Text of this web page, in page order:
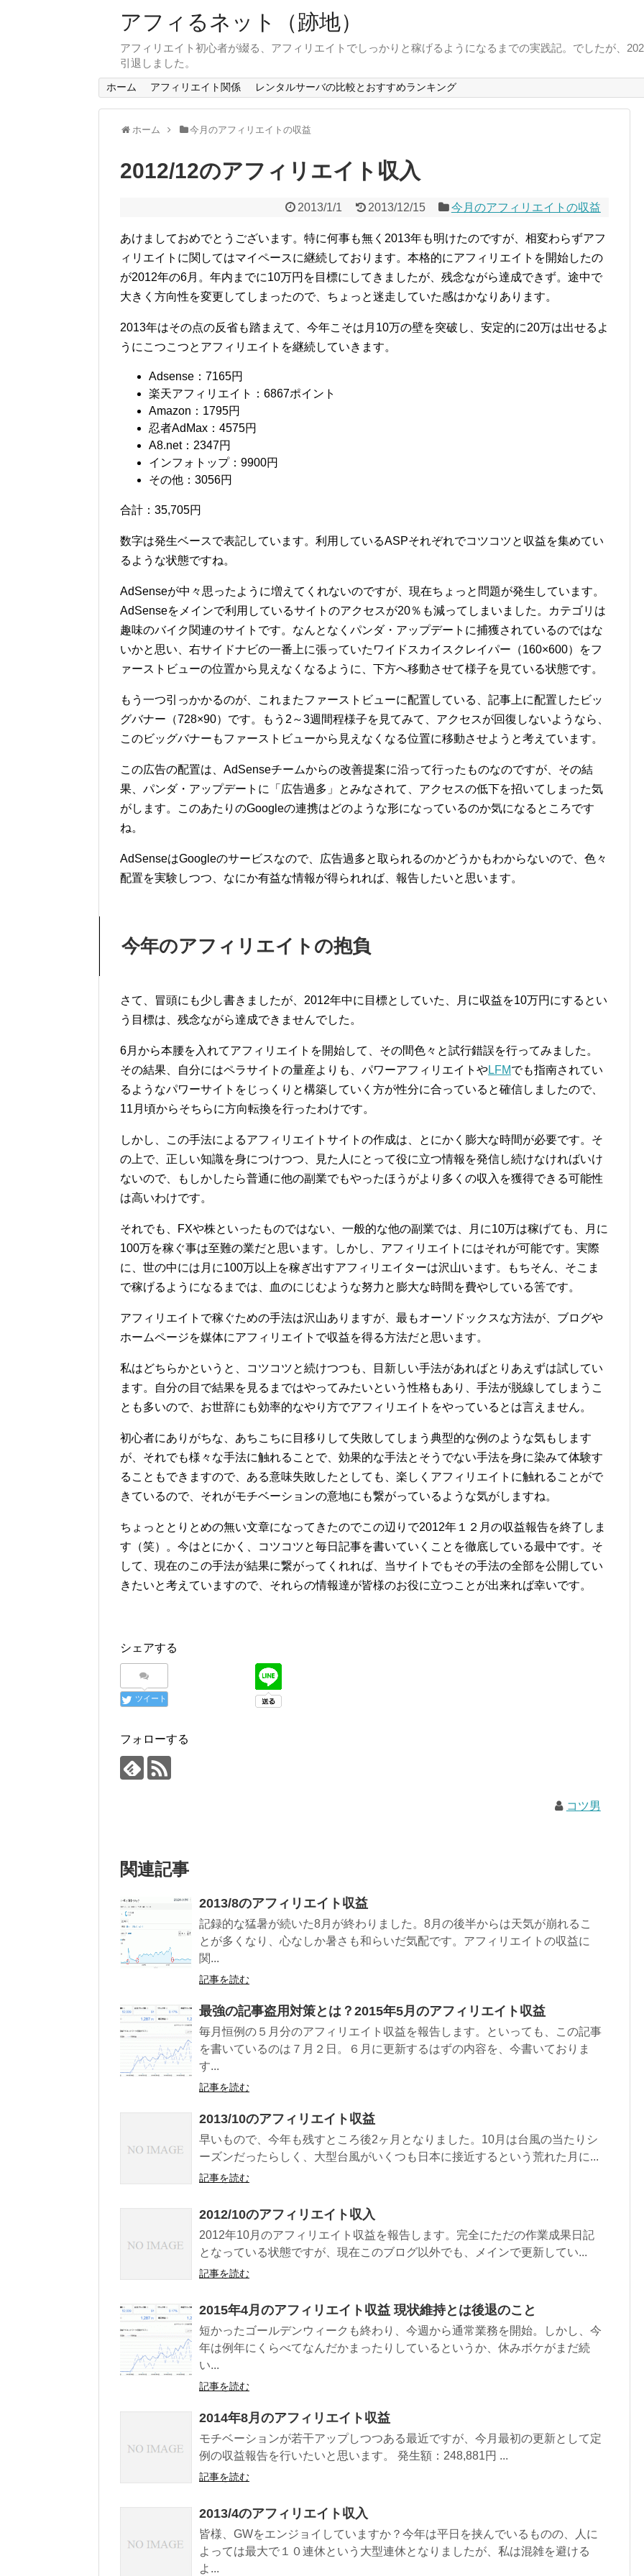
アフィるネット（跡地）
アフィリエイト初心者が綴る、アフィリエイトでしっかりと稼げるようになるまでの実践記。でしたが、
引退しました。
ホーム アフィリエイト関係 レンタルサーバの比較とおすすめランキング
ホーム 今月のアフィリエイトの収益
2012/12のアフィリエイト収入
2013/1/1 2013/12/15 今月のアフィリエイトの収益
あけましておめでとうございます。特に何事も無く2013年も明けたのですが、相変わらずアフ
ィリエイトに関してはマイペースに継続しております。本格的にアフィリエイトを開始したの
が2012年の6月。年内までに10万円を目標にしてきましたが、残念ながら達成できず。途中で
大きく方向性を変更してしまったので、ちょっと迷走していた感はかなりあります。
2013年はその点の反省も踏まえて、今年こそは月10万の壁を突破し、安定的に20万は出せるよ
うにこつこつとアフィリエイトを継続していきます。
Adsense：7165円
楽天アフィリエイト：6867ポイント
Amazon：1795円
忍者AdMax：4575円
A8.net：2347円
インフォトップ：9900円
その他：3056円
合計：35,705円
数字は発生ベースで表記しています。利用しているASPそれぞれでコツコツと収益を集めてい
るような状態ですね。
AdSenseが中々思ったように増えてくれないのですが、現在ちょっと問題が発生しています。
AdSenseをメインで利用しているサイトのアクセスが20％も減ってしまいました。カテゴリは
趣味のバイク関連のサイトです。なんとなくパンダ・アップデートに捕獲されているのではな
いかと思い、右サイドナビの一番上に張っていたワイドスカイスクレイパー（160×600）をフ
ァーストビューの位置から見えなくなるように、下方へ移動させて様子を見ている状態です。
もう一つ引っかかるのが、これまたファーストビューに配置している、記事上に配置したビッ
グバナー（728×90）です。もう2～3週間程様子を見てみて、アクセスが回復しないようなら、
このビッグバナーもファーストビューから見えなくなる位置に移動させようと考えています。
この広告の配置は、AdSenseチームからの改善提案に沿って行ったものなのですが、その結
果、パンダ・アップデートに「広告過多」とみなされて、アクセスの低下を招いてしまった気
がします。このあたりのGoogleの連携はどのような形になっているのか気になるところです
ね。
AdSenseはGoogleのサービスなので、広告過多と取られるのかどうかもわからないので、色々
配置を実験しつつ、なにか有益な情報が得られれば、報告したいと思います。
今年のアフィリエイトの抱負
さて、冒頭にも少し書きましたが、2012年中に目標としていた、月に収益を10万円にするとい
う目標は、残念ながら達成できませんでした。
6月から本腰を入れてアフィリエイトを開始して、その間色々と試行錯誤を行ってみました。
その結果、自分にはペラサイトの量産よりも、パワーアフィリエイトやLFMでも指南されてい
るようなパワーサイトをじっくりと構築していく方が性分に合っていると確信しましたので、
11月頃からそちらに方向転換を行ったわけです。
しかし、この手法によるアフィリエイトサイトの作成は、とにかく膨大な時間が必要です。そ
の上で、正しい知識を身につけつつ、見た人にとって役に立つ情報を発信し続けなければいけ
ないので、もしかしたら普通に他の副業でもやったほうがより多くの収入を獲得できる可能性
は高いわけです。
それでも、FXや株といったものではない、一般的な他の副業では、月に10万は稼げても、月に
100万を稼ぐ事は至難の業だと思います。しかし、アフィリエイトにはそれが可能です。実際
に、世の中には月に100万以上を稼ぎ出すアフィリエイターは沢山います。もちそん、そこま
で稼げるようになるまでは、血のにじむような努力と膨大な時間を費やしている筈です。
アフィリエイトで稼ぐための手法は沢山ありますが、最もオーソドックスな方法が、ブログや
ホームページを媒体にアフィリエイトで収益を得る方法だと思います。
私はどちらかというと、コツコツと続けつつも、目新しい手法があればとりあえずは試してい
ます。自分の目で結果を見るまではやってみたいという性格もあり、手法が脱線してしまうこ
とも多いので、お世辞にも効率的なやり方でアフィリエイトをやっているとは言えません。
初心者にありがちな、あちこちに目移りして失敗してしまう典型的な例のような気もします
が、それでも様々な手法に触れることで、効果的な手法とそうでない手法を身に染みて体験す
ることもできますので、ある意味失敗したとしても、楽しくアフィリエイトに触れることがで
きているので、それがモチベーションの意地にも繋がっているような気がしますね。
ちょっととりとめの無い文章になってきたのでこの辺りで2012年１２月の収益報告を終了しま
す（笑）。今はとにかく、コツコツと毎日記事を書いていくことを徹底している最中です。そ
して、現在のこの手法が結果に繋がってくれれば、当サイトでもその手法の全部を公開してい
きたいと考えていますので、それらの情報達が皆様のお役に立つことが出来れば幸いです。
シェアする
ツイート
フォローする
コツ男
関連記事
2013/8のアフィリエイト収益
記録的な猛暑が続いた8月が終わりました。8月の後半からは天気が崩れるこ
とが多くなり、心なしか暑さも和らいだ気配です。アフィリエイトの収益に
関...
記事を読む
最強の記事盗用対策とは？2015年5月のアフィリエイト収益
毎月恒例の５月分のアフィリエイト収益を報告します。といっても、この記事
を書いているのは７月２日。６月に更新するはずの内容を、今書いておりま
す...
記事を読む
2013/10のアフィリエイト収益
早いもので、今年も残すところ後2ヶ月となりました。10月は台風の当たりシ
ーズンだったらしく、大型台風がいくつも日本に接近するという荒れた月に...
記事を読む
2012/10のアフィリエイト収入
2012年10月のアフィリエイト収益を報告します。完全にただの作業成果日記
となっている状態ですが、現在このブログ以外でも、メインで更新してい...
記事を読む
2015年4月のアフィリエイト収益 現状維持とは後退のこと
短かったゴールデンウィークも終わり、今週から通常業務を開始。しかし、今
年は例年にくらべてなんだかまったりしているというか、休みボケがまだ続
い...
記事を読む
2014年8月のアフィリエイト収益
モチベーションが若干アップしつつある最近ですが、今月最初の更新として定
例の収益報告を行いたいと思います。 発生額：248,881円 ...
記事を読む
2013/4のアフィリエイト収入
皆様、GWをエンジョイしていますか？今年は平日を挟んでいるものの、人に
よっては最大で１０連休という大型連休となりましたが、私は混雑を避ける
よ...